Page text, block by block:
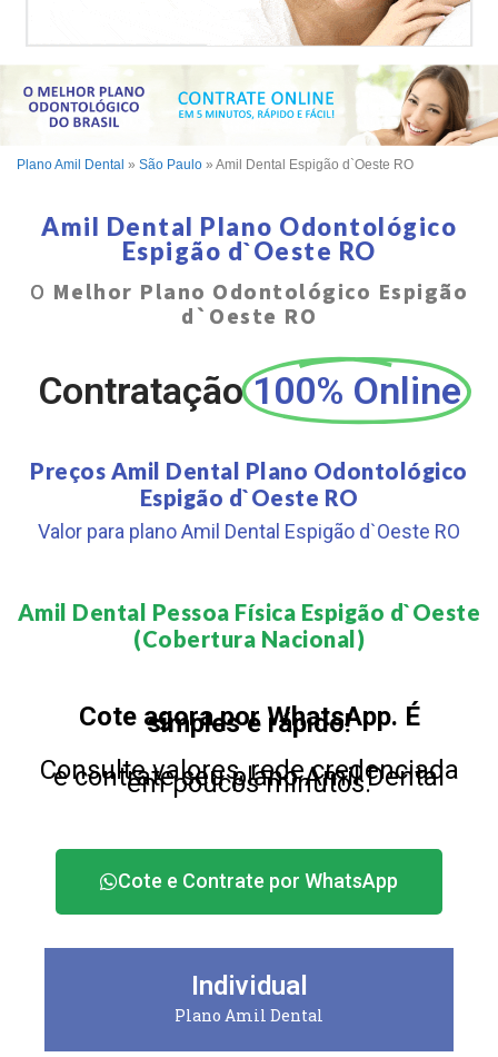
Plano Amil Dental » São Paulo » Amil Dental Espigão d`Oeste RO
Amil Dental Plano Odontológico
Espigão d`Oeste RO
O Melhor Plano Odontológico Espigão
d`Oeste RO
Contratação 100% Online
Preços Amil Dental Plano Odontológico
Espigão d`Oeste RO
Valor para plano Amil Dental Espigão d`Oeste RO
Amil Dental Pessoa Física Espigão d`Oeste
(Cobertura Nacional)​
Cote agora por WhatsApp. É
simples e rápido!
Consulte valores, rede credenciada
e contrate seu plano Amil Dental
em poucos minutos.
Cote e Contrate por WhatsApp
Individual
Plano Amil Dental